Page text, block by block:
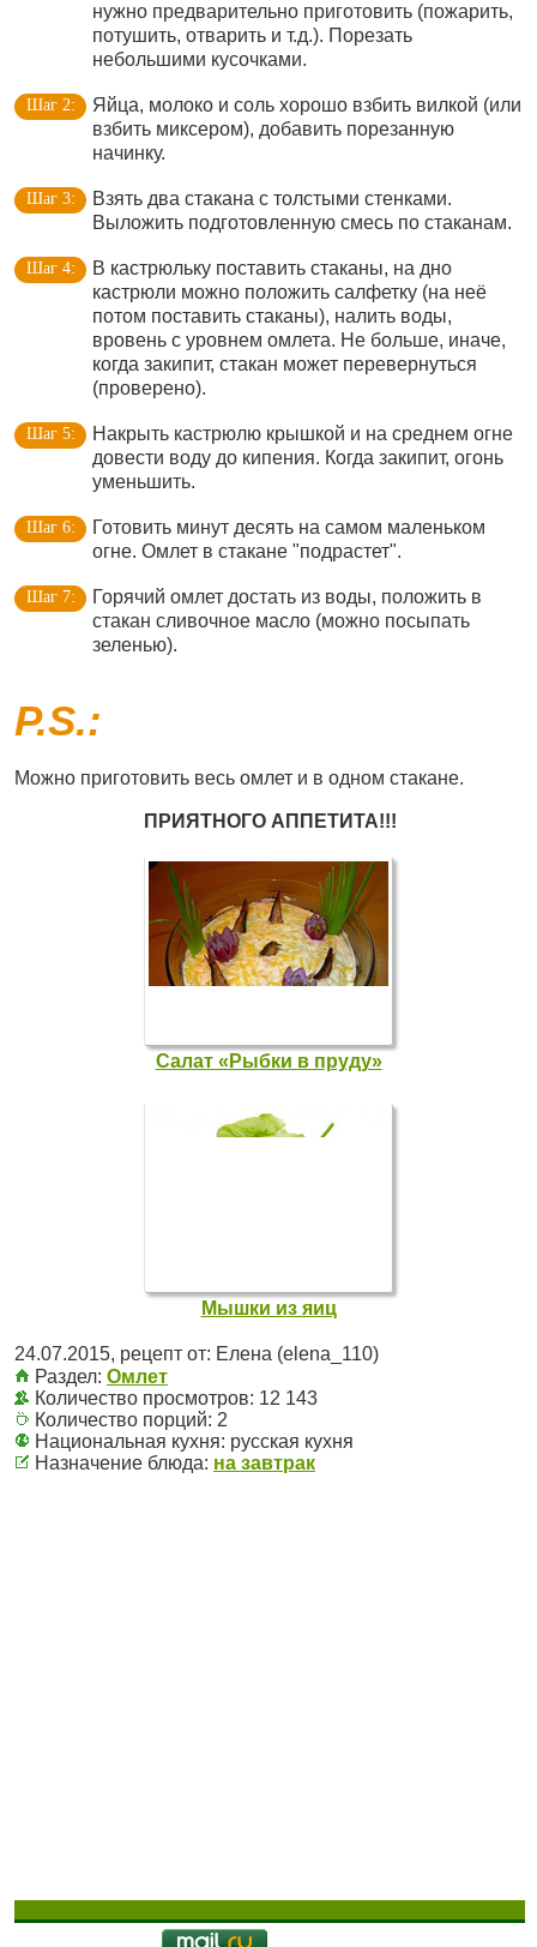
нужно предварительно приготовить (пожарить,
потушить, отварить и т.д.). Порезать
небольшими кусочками.
Яйца, молоко и соль хорошо взбить вилкой (или
взбить миксером), добавить порезанную
начинку.
Взять два стакана с толстыми стенками.
Выложить подготовленную смесь по стаканам.
В кастрюльку поставить стаканы, на дно
кастрюли можно положить салфетку (на неё
потом поставить стаканы), налить воды,
вровень с уровнем омлета. Не больше, иначе,
когда закипит, стакан может перевернуться
(проверено).
Накрыть кастрюлю крышкой и на среднем огне
довести воду до кипения. Когда закипит, огонь
уменьшить.
Готовить минут десять на самом маленьком
огне. Омлет в стакане "подрастет".
Горячий омлет достать из воды, положить в
стакан сливочное масло (можно посыпать
зеленью).
P.S.:
Можно приготовить весь омлет и в одном стакане.
ПРИЯТНОГО АППЕТИТА!!!
Салат «Рыбки в пруду»
Мышки из яиц
24.07.2015, рецепт от: Елена (elena_110)
Раздел: Омлет
Количество просмотров: 12 143
Количество порций: 2
Национальная кухня: русская кухня
Назначение блюда: на завтрак